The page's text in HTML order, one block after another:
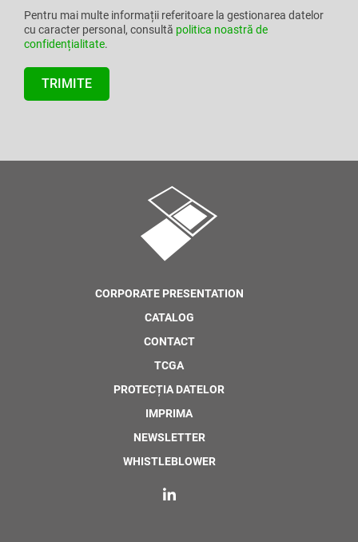
Pentru mai multe informații referitoare la gestionarea datelor
cu caracter personal, consultă politica noastră de
confidențialitate.
CORPORATE PRESENTATION
CATALOG
CONTACT
TCGA
PROTECȚIA DATELOR
IMPRIMA
NEWSLETTER
WHISTLEBLOWER